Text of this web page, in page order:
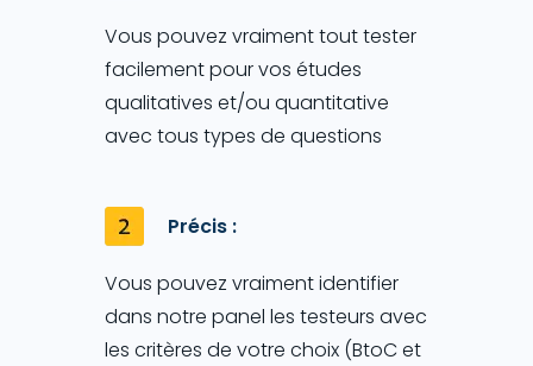
Vous pouvez vraiment tout tester
facilement pour vos études
qualitatives et/ou quantitative
avec tous types de questions
Précis :
Vous pouvez vraiment identifier
dans notre panel les testeurs avec
les critères de votre choix (BtoC et